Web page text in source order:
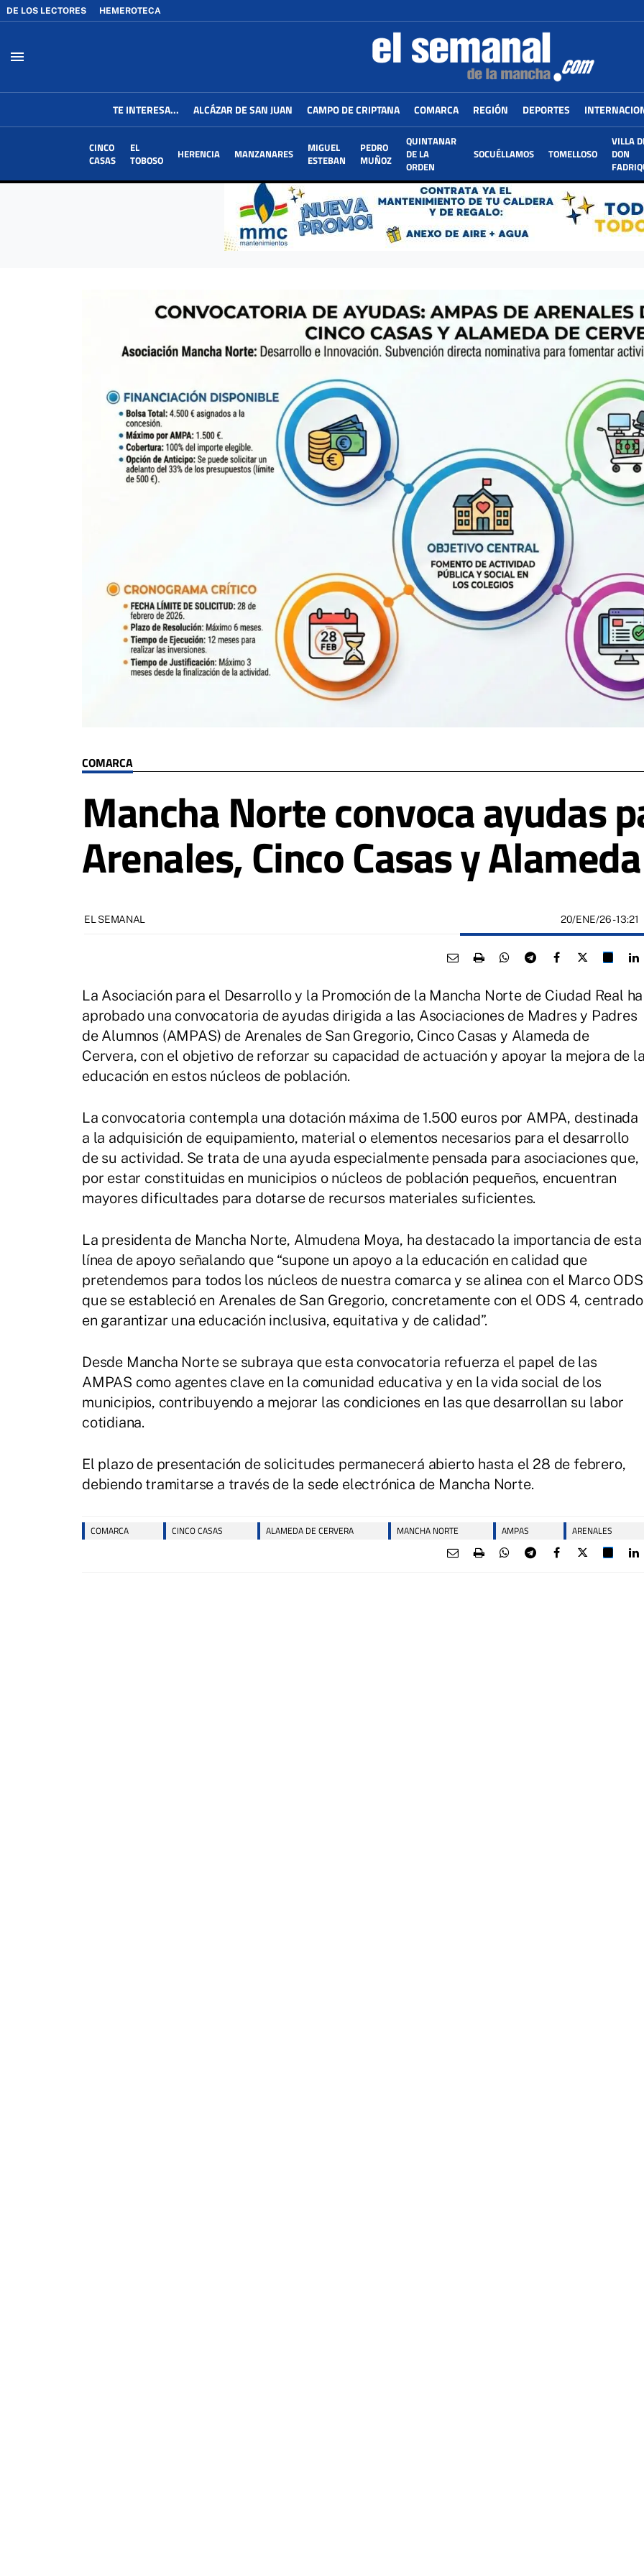
DE LOS LECTORES HEMEROTECA
menu
TE INTERESA... ALCÁZAR DE SAN JUAN CAMPO DE CRIPTANA COMARCA REGIÓN DEPORTES
CINCO
CASAS
EL
TOBOSO
HERENCIA MANZANARES
MIGUEL
ESTEBAN
PEDRO
MUÑOZ
QUINTANAR
DE LA
ORDEN
SOCUÉLLAMOS TOMELLOSO
VILLA
DON
COMARCA
Mancha Norte convoca ayudas
Arenales, Cinco Casas y
EL SEMANAL 20/ENE/26- 13:21
La Asociación para el Desarrollo y la Promoción de la Mancha Norte de Ciudad Real ha
aprobado una convocatoria de ayudas dirigida a las Asociaciones de Madres y Padres
de Alumnos (AMPAS) de Arenales de San Gregorio, Cinco Casas y Alameda de
Cervera, con el objetivo de reforzar su capacidad de actuación y apoyar la mejora de
educación en estos núcleos de población.
La convocatoria contempla una dotación máxima de 1.500 euros por AMPA, destinada
a la adquisición de equipamiento, material o elementos necesarios para el desarrollo
de su actividad. Se trata de una ayuda especialmente pensada para asociaciones que,
por estar constituidas en municipios o núcleos de población pequeños, encuentran
mayores dificultades para dotarse de recursos materiales suficientes.
La presidenta de Mancha Norte, Almudena Moya, ha destacado la importancia de esta
línea de apoyo señalando que “supone un apoyo a la educación en calidad que
pretendemos para todos los núcleos de nuestra comarca y se alinea con el Marco ODS
que se estableció en Arenales de San Gregorio, concretamente con el ODS 4, centrado
en garantizar una educación inclusiva, equitativa y de calidad”.
Desde Mancha Norte se subraya que esta convocatoria refuerza el papel de las
AMPAS como agentes clave en la comunidad educativa y en la vida social de los
municipios, contribuyendo a mejorar las condiciones en las que desarrollan su labor
cotidiana.
El plazo de presentación de solicitudes permanecerá abierto hasta el 28 de febrero,
debiendo tramitarse a través de la sede electrónica de Mancha Norte.
COMARCA CINCO CASAS ALAMEDA DE CERVERA MANCHA NORTE AMPAS ARENALES